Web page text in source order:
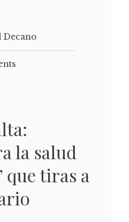
Decano
la salud
que tiras a